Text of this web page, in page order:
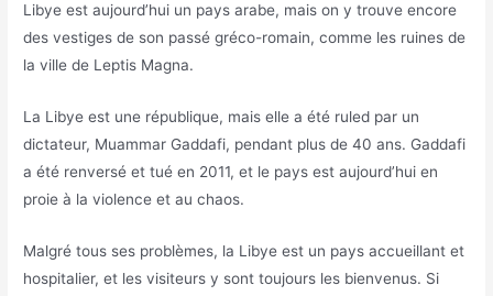
Libye est aujourd’hui un pays arabe, mais on y trouve encore
des vestiges de son passé gréco-romain, comme les ruines de
la ville de Leptis Magna.
La Libye est une république, mais elle a été ruled par un
dictateur, Muammar Gaddafi, pendant plus de 40 ans. Gaddafi
a été renversé et tué en 2011, et le pays est aujourd’hui en
proie à la violence et au chaos.
Malgré tous ses problèmes, la Libye est un pays accueillant et
hospitalier, et les visiteurs y sont toujours les bienvenus. Si